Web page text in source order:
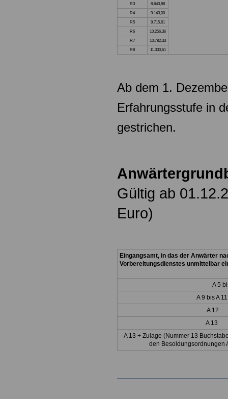
R3
8.643,88
R4
9.143,00
R5
9.715,61
R6
10.256,36
R7
10.782,33
R8
11.330,61
Ab dem 1.
Erfahrungsstufe in
gestrichen.
Gültig ab
Euro)
Eingangsamt, in das der Anwärter
Vorbereitungsdienstes unmittelbar
A 5
A 9 bis A 11
A 12
A 13
A 13 +Zulage (Nummer 13
den Besoldungsordnungen